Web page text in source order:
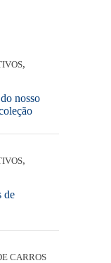
,
nosso
,
de
CARROS